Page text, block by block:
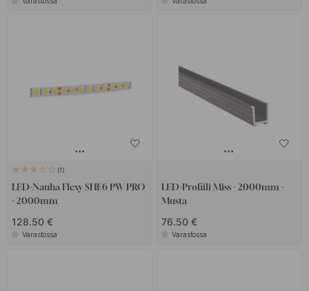
1
LED-Nauha Flexy SHE6 PW PRO
- 2000mm
128.50 €
Varastossa
LED-Profiili Miss - 2000mm -
Musta
76.50 €
Varastossa